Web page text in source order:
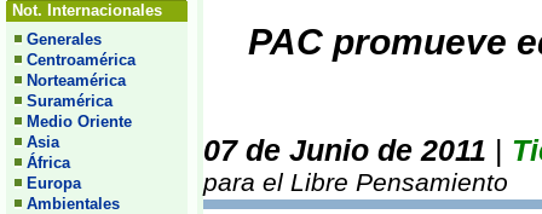
Not. Internacionales
Generales
Centroamérica
Norteamérica
Suramérica
Medio Oriente
Asia
África
Europa
Ambientales
PAC promueve
07 de Junio de 2011 |
para el Libre Pensamiento